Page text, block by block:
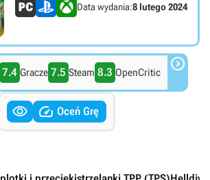
Data wydania:8 lutego 2024
7.4 Gracze 7.5 Steam 8.3 OpenCritic 
  Oceń Grę